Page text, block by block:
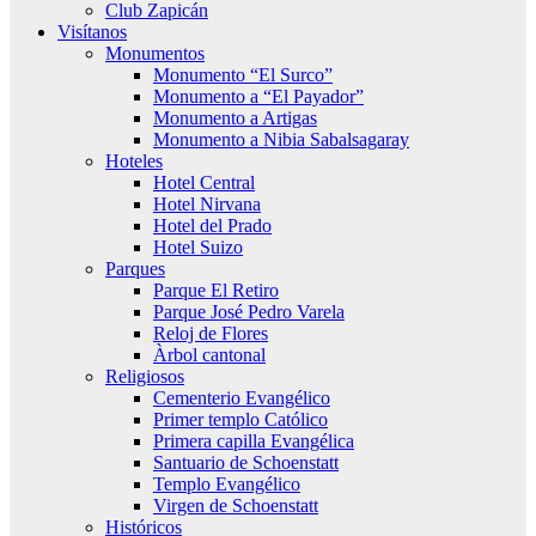
Club Zapicán
Visítanos
Monumentos
Monumento “El Surco”
Monumento a “El Payador”
Monumento a Artigas
Monumento a Nibia Sabalsagaray
Hoteles
Hotel Central
Hotel Nirvana
Hotel del Prado
Hotel Suizo
Parques
Parque El Retiro
Parque José Pedro Varela
Reloj de Flores
Àrbol cantonal
Religiosos
Cementerio Evangélico
Primer templo Católico
Primera capilla Evangélica
Santuario de Schoenstatt
Templo Evangélico
Virgen de Schoenstatt
Históricos